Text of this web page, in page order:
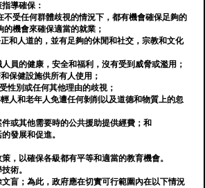
導確保：
不受任何群體歧視的情況下，都有機會確保足夠的
的機會來確保適當的就業；
和人道的，並有足夠的休閒和社交，宗教和文化
員的健康，安全和福利，沒有受到威脅或濫用；
保健設施供所有人使用；
性別或任何其他理由的歧視；
人和老年人免遭任何剝削以及道德和物質上的忽
或其他需要時的公共援助提供經費；和
發展和促進。
，以確保各級都有平等和適當的教育機會。
術。
盲；為此，政府應在切實可行範圍內在以下情況